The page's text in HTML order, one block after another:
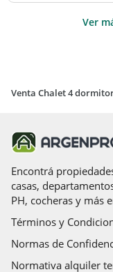
Ver
Venta Chalet 4
Encontrá
casas,
PH, cocheras y más
Términos y
Normas de
Normativa alquiler